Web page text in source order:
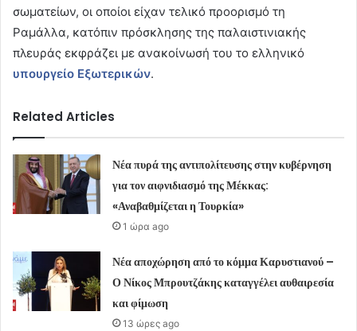
σωματείων, οι οποίοι είχαν τελικό προορισμό τη
Ραμάλλα, κατόπιν πρόσκλησης της παλαιστινιακής
πλευράς εκφράζει με ανακοίνωσή του το ελληνικό
υπουργείο Εξωτερικών.
Related Articles
Νέα πυρά της αντιπολίτευσης στην κυβέρνηση
για τον αιφνιδιασμό της Μέκκας:
«Αναβαθμίζεται η Τουρκία»
1 ώρα ago
Νέα αποχώρηση από το κόμμα Καρυστιανού –
Ο Νίκος Μπρουτζάκης καταγγέλει αυθαιρεσία
και φίμωση
13 ώρες ago